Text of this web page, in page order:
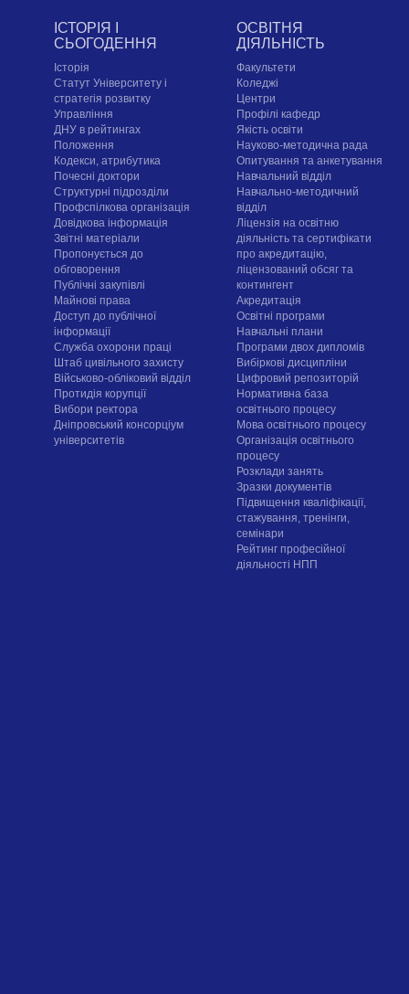
ІСТОРІЯ І
СЬОГОДЕННЯ
Історія
Статут Університету і
стратегія розвитку
Управління
ДНУ в рейтингах
Положення
Кодекси, атрибутика
Почесні доктори
Структурні підрозділи
Профспілкова організація
Довідкова інформація
Звітні матеріали
Пропонується до
обговорення
Публічні закупівлі
Майнові права
Доступ до публічної
інформації
Служба охорони праці
Штаб цивільного захисту
Військово-обліковий відділ
Протидія корупції
Вибори ректора
Дніпровський консорціум
університетів
ОСВІТНЯ
ДІЯЛЬНІСТЬ
Факультети
Коледжі
Центри
Профілі кафедр
Якість освіти
Науково-методична рада
Опитування та анкетування
Навчальний відділ
Навчально-методичний
відділ
Ліцензія на освітню
діяльність та сертифікати
про акредитацію,
ліцензований обсяг та
контингент
Акредитація
Освітні програми
Навчальні плани
Програми двох дипломів
Вибіркові дисципліни
Цифровий репозиторій
Нормативна база
освітнього процесу
Мова освітнього процесу
Організація освітнього
процесу
Розклади занять
Зразки документів
Підвищення кваліфікації,
стажування, тренінги,
семінари
Рейтинг професійної
діяльності НПП